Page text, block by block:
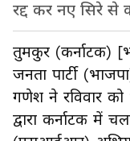
रद्द कर नए सिरे से
तुमकुर (कर्नाटक)
जनता पार्टी
गणेश ने रविवार
द्वारा कर्नाटक में